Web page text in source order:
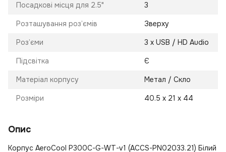
Посадкові місця для 2.5" 3
Розташування роз’ємів Зверху
Роз’єми 3 х USB / HD Audio
Підсвітка Є
Матеріал корпусу Метал / Скло
Розміри 40.5 х 21 х 44
Опис
Корпус AeroCool P300C-G-WT-v1 (ACCS-PN02033.21) Білий